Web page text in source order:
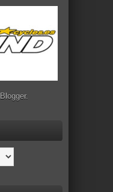
Blogger.